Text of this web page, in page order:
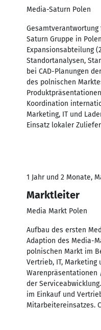
Media-Saturn Polen
Saturn Gruppe in
Expansionsabteilung
Standortanalysen,
bei CAD-Planungen
des polnischen
Koordination
Marketing, IT und
Einsatz lokaler
1 Jahr und 2 Monate,
Marktleiter
Media Markt Polen
Aufbau des ersten
Adaption des Media-
polnischen Markt im
Vertrieb, IT,
Warenpräsentationen
der
im Einkauf und
Mitarbeitereinsatzes.